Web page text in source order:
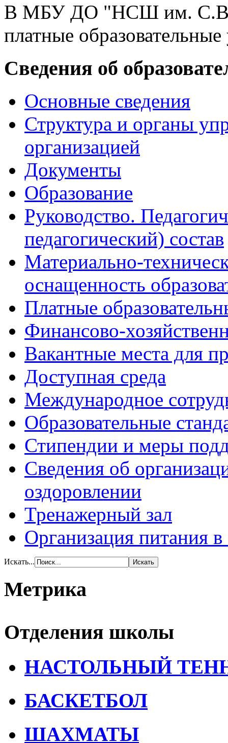
В МБУ ДО "НCШ им. С.В.
платные образовательные
Сведения об
Основные сведения
Структура и органы
организацией
Документы
Образование
Руководство.
педагогический) состав
Материально-
оснащенность
Платные
Финансово-
Вакантные места для
Доступная среда
Международное
Образовательные
Стипендии и меры
Сведения об
оздоровлении
Тренажерный зал
Организация питания в
Искать...
Метрика
Отделения школы
НАСТОЛЬНЫЙ
БАСКЕТБОЛ
ШАХМАТЫ